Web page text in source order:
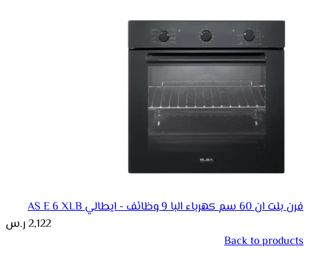
فرن بلت ان 60 سم كهرباء البا 9 وظائف - ايطالي AS E 6 XLB
2,122ر.س
Back to products